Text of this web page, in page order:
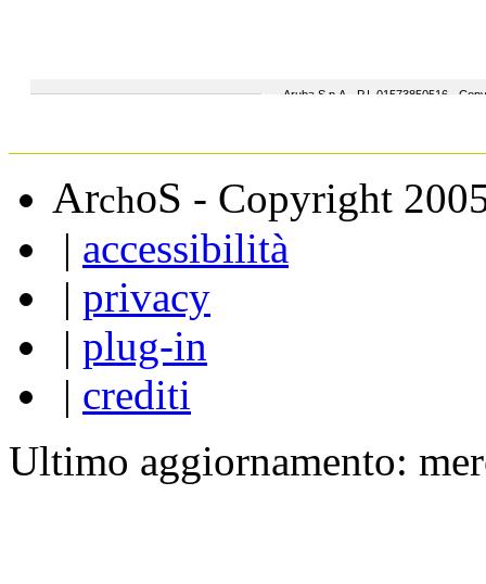
ArchoS - Copyright
| accessibilità
| privacy
| plug-in
| crediti
Ultimo aggiornamento: